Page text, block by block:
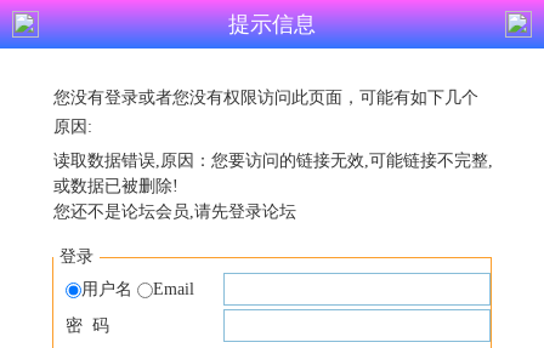
提示信息
您没有登录或者您没有权限访问此页面，可能有如下几个
原因:
读取数据错误,原因：您要访问的链接无效,可能链接不完整,
或数据已被删除!
您还不是论坛会员,请先登录论坛
登录
用户名
Email
密 码